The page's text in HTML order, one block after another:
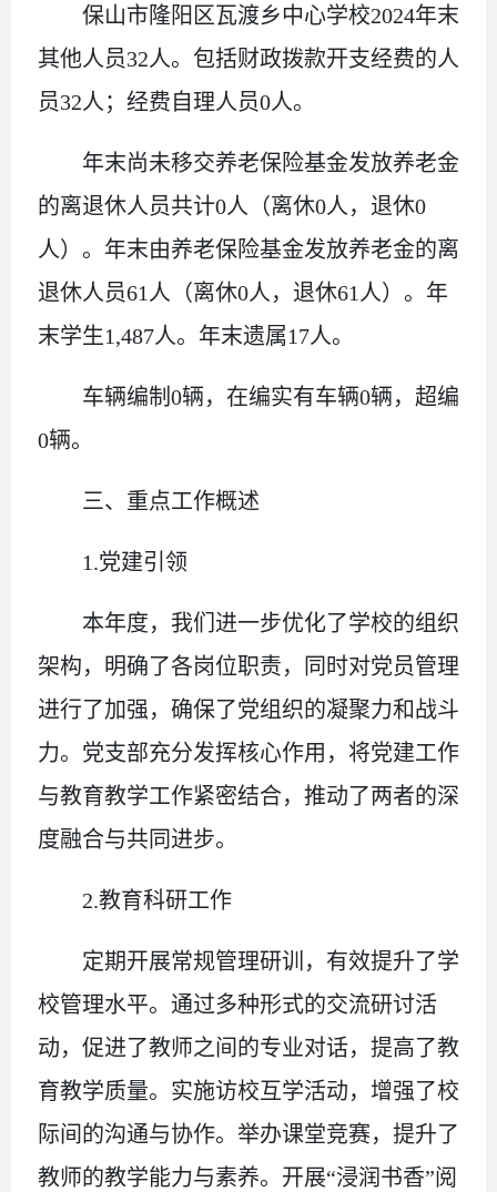
保山市隆阳区瓦渡乡中心学校2024年末
其他人员32人。包括财政拨款开支经费的人
员32人；经费自理人员0人。
年末尚未移交养老保险基金发放养老金
的离退休人员共计0人 （离休0人，退休0
人）。年末由养老保险基金发放养老金的离
退休人员61 人 （离休0人，退休61 人） 。 年
末学生1,487人。年末遗属17人。
车辆编制 0辆，在编实有车辆0辆，超编
0辆。
三、重点工作概述
1.党建引领
本年度，我们进一步优化了学校的组织
架构，明确了各岗位职责，同时对党员管理
进行了加强，确保了党组织的凝聚力和战斗
力。党支部充分发挥核心作用，将党建工作
与教育教学工作紧密结合，推动了两者的深
度融合与共同进步。
2.教育科研工作
定期开展常规管理研训，有效提升了学
校管理水平。通过多种形式的交流研讨活
动，促进了教师之间的专业对话，提高了教
育教学质量。实施访校互学活动，增强了校
际间的沟通与协作。举办课堂竞赛，提升了
教师的教学能力与素养。开展“浸润书香”阅